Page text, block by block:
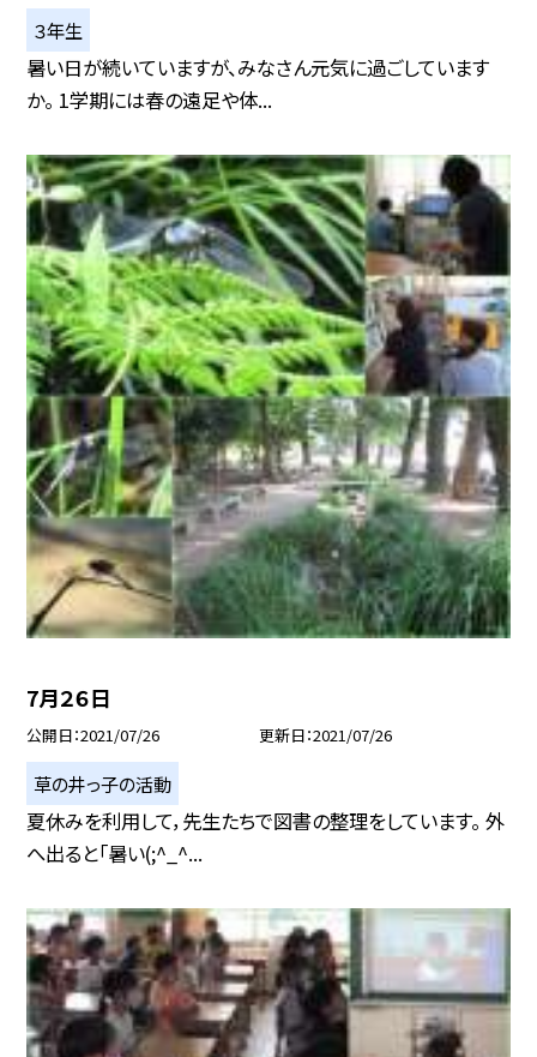
３年生
暑い日が続いていますが、みなさん元気に過ごしています
か。 1学期には春の遠足や体...
7月２６日
公開日 2021/07/26 更新日 2021/07/26
草の井っ子の活動
夏休みを利用して，先生たちで図書の整理をしています。 外
へ出ると「暑い(;^_^...